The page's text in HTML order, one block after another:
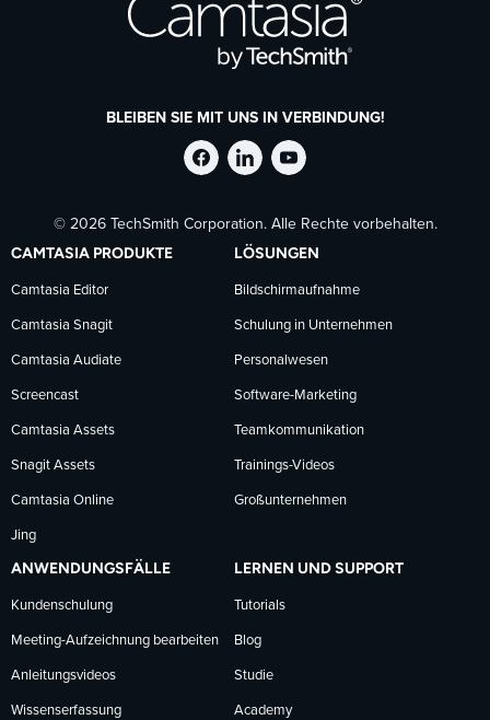
BLEIBEN SIE MIT UNS IN VERBINDUNG!
TechSmith
auf
Facebook
folgen
TechSmith
auf
LinkedIn
folgen
TechSmith
auf
YouTube
folgen
© 2026 TechSmith Corporation. Alle Rechte vorbehalten.
CAMTASIA PRODUKTE
Camtasia Editor
Camtasia Snagit
Camtasia Audiate
Screencast
Camtasia Assets
Snagit Assets
Camtasia Online
Jing
LÖSUNGEN
Bildschirmaufnahme
Schulung in Unternehmen
Personalwesen
Software-Marketing
Teamkommunikation
Trainings-Videos
Großunternehmen
ANWENDUNGSFÄLLE
Kundenschulung
Meeting-Aufzeichnung bearbeiten
Anleitungsvideos
Wissenserfassung
LERNEN UND SUPPORT
Tutorials
Blog
Studie
Academy